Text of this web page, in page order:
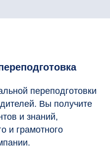
переподготовки
Вы получите
и знаний,
и грамотного